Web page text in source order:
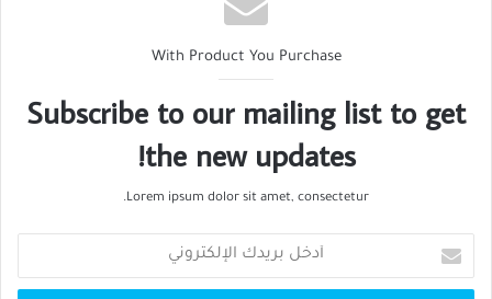
With Product You Purchase
Subscribe to our mailing list to get
the new updates!
Lorem ipsum dolor sit amet, consectetur.
بريدك
الإلكتروني